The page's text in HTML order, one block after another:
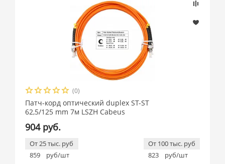
(0)
Патч-корд оптический duplex ST-ST
62,5/125 mm 7м LSZH Cabeus
904 руб.
От 25 тыс. руб
859
руб/шт
От 100 тыс. руб
823
руб/шт